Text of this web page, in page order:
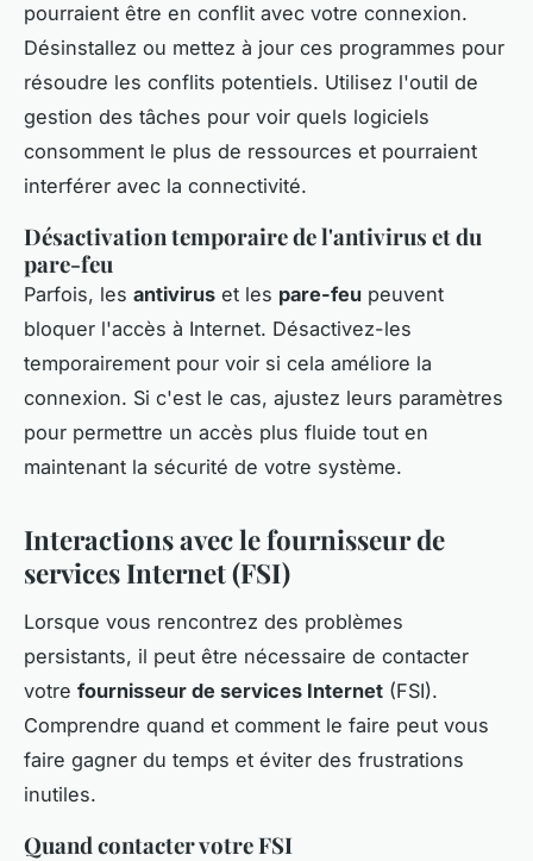
pourraient être en conflit avec votre connexion.
Désinstallez ou mettez à jour ces programmes pour
résoudre les conflits potentiels. Utilisez l'outil de
gestion des tâches pour voir quels logiciels
consomment le plus de ressources et pourraient
interférer avec la connectivité.
Désactivation temporaire de l'antivirus et du
pare-feu
Parfois, les antivirus et les pare-feu peuvent
bloquer l'accès à Internet. Désactivez-les
temporairement pour voir si cela améliore la
connexion. Si c'est le cas, ajustez leurs paramètres
pour permettre un accès plus fluide tout en
maintenant la sécurité de votre système.
Interactions avec le fournisseur de
services Internet (FSI)
Lorsque vous rencontrez des problèmes
persistants, il peut être nécessaire de contacter
votre fournisseur de services Internet (FSI).
Comprendre quand et comment le faire peut vous
faire gagner du temps et éviter des frustrations
inutiles.
Quand contacter votre FSI